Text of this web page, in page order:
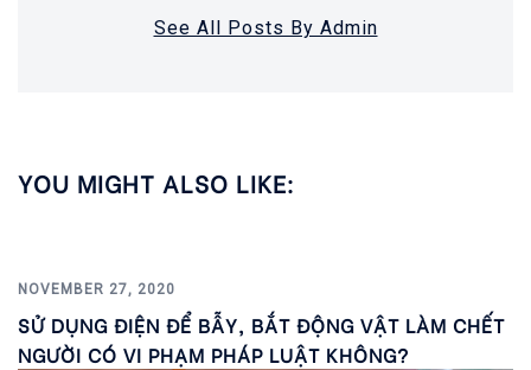
See All Posts By Admin
YOU MIGHT ALSO LIKE:
NOVEMBER 27, 2020
SỬ DỤNG ĐIỆN ĐỂ BẪY, BẮT ĐỘNG VẬT LÀM CHẾT
NGƯỜI CÓ VI PHẠM PHÁP LUẬT KHÔNG?